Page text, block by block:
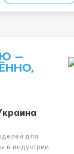
—
для
в индустрии